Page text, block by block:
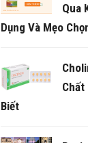
Qua
Dụng Và Mẹo
Chất
Biết